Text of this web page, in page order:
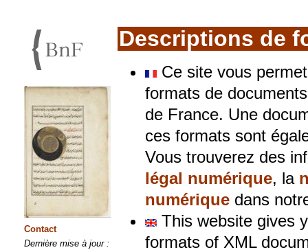
Contact
Dernière mise à jour :
Descriptions de
Ce site vous
formats de
de France. Une
ces formats sont
Vous trouverez des
légal numérique, la
numérique dans
This website gives
formats of XML